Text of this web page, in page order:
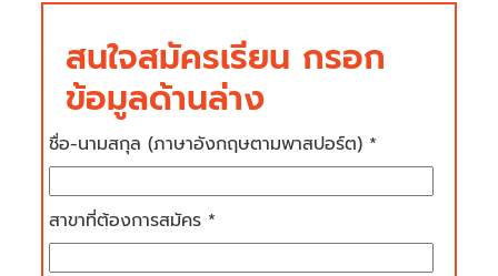
สนใจสมัครเรียน กรอก
ข้อมูลด้านล่าง
ชื่อ-นามสกุล (ภาษาอังกฤษตามพาสปอร์ต) *
สาขาที่ต้องการสมัคร *